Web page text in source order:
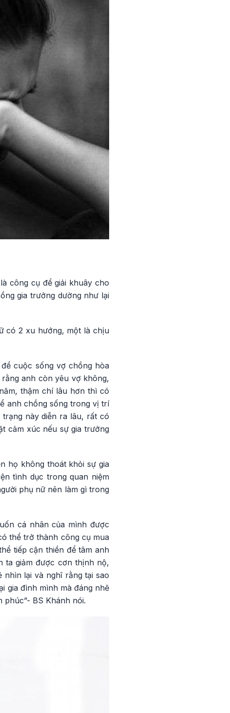
công cụ để giải khuây cho
gia trưởng dường như lại
có 2 xu hướng, một là chịu
cuộc sống vợ chồng hòa
anh còn yêu vợ không,
thậm chí lâu hơn thì có
anh chồng sống trong vị trí
này diễn ra lâu, rất có
cảm xúc nếu sự gia trưởng
họ không thoát khỏi sự gia
tình dục trong quan niệm
phụ nữ nên làm gì trong
cá nhân của mình được
thể trở thành công cụ mua
tiếp cận thiền để tâm anh
ta giảm được cơn thịnh nộ,
nhìn lại và nghĩ rằng tại sao
gia đình mình mà đáng nhẽ
BS Khánh nói.